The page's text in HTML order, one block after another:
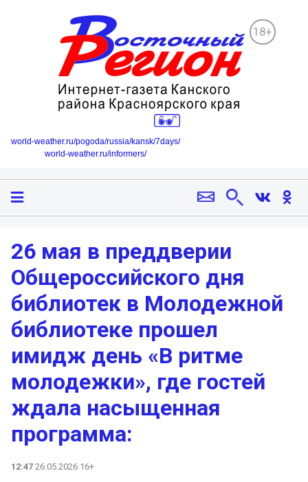
18+
world-weather.ru/pogoda/russia/kansk/7days/
world-weather.ru/informers/
26 мая в преддверии
Общероссийского дня
библиотек в Молодежной
библиотеке прошел
имидж день «В ритме
молодежки», где гостей
ждала насыщенная
программа:
12:47 26.05.2026 16+